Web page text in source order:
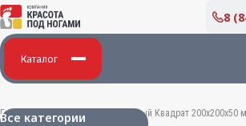
Производство бетонных изделий
Дипломы и благодарности
ПОКУПАТЕЛЮ
8
Каталог
Все категории
Главная/Бетонные изделия Серый Квадрат 200x200x50